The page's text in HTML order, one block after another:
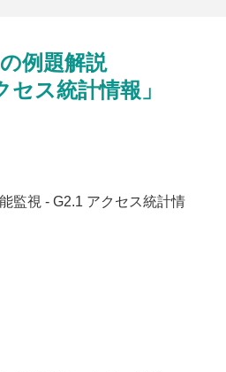
例題解説
セス統計情報」
監視 - G2.1 アクセス統計情